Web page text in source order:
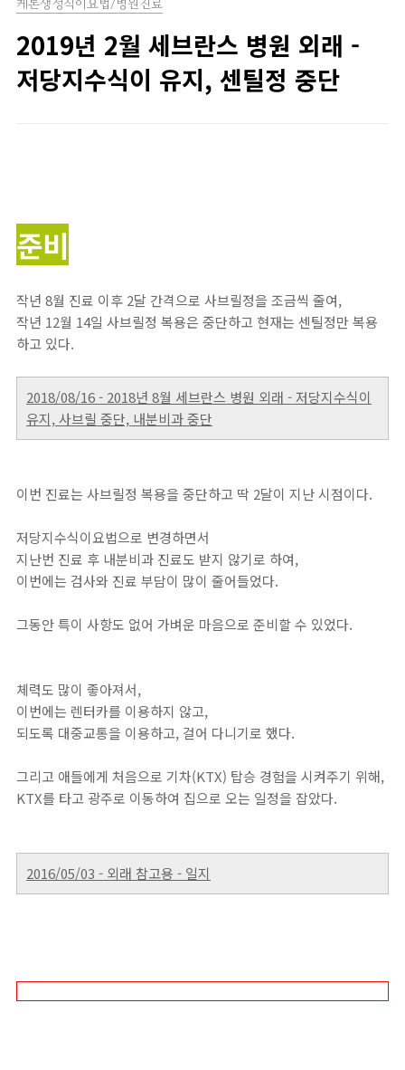
케톤생성식이요법/병원진료
2019년 2월 세브란스 병원 외래 -
저당지수식이 유지, 센틸정 중단
준비
작년 8월 진료 이후 2달 간격으로 사브릴정을 조금씩 줄여,
작년 12월 14일 사브릴정 복용은 중단하고 현재는 센틸정만 복용
하고 있다.
2018/08/16 - 2018년 8월 세브란스 병원 외래 - 저당지수식이
유지, 사브릴 중단, 내분비과 중단
이번 진료는 사브릴정 복용을 중단하고 딱 2달이 지난 시점이다.
저당지수식이요법으로 변경하면서
지난번 진료 후 내분비과 진료도 받지 않기로 하여,
이번에는 검사와 진료 부담이 많이 줄어들었다.
그동안 특이 사항도 없어 가벼운 마음으로 준비할 수 있었다.
체력도 많이 좋아져서,
이번에는 렌터카를 이용하지 않고,
되도록 대중교통을 이용하고, 걸어 다니기로 했다.
그리고 애들에게 처음으로 기차(KTX) 탑승 경험을 시켜주기 위해,
KTX를 타고 광주로 이동하여 집으로 오는 일정을 잡았다.
2016/05/03 - 외래 참고용 - 일지